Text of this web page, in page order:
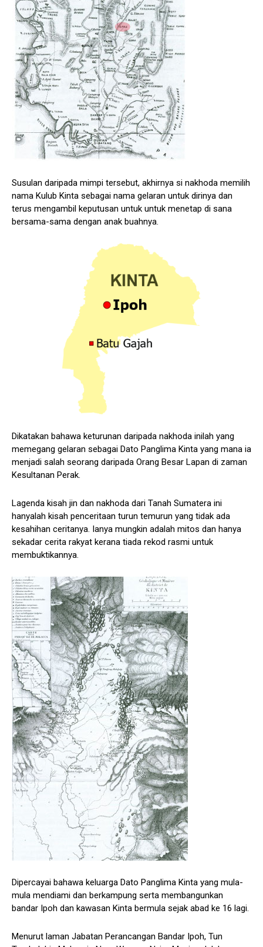
Susulan daripada mimpi tersebut, akhirnya si nakhoda memilih
nama Kulub Kinta sebagai nama gelaran untuk dirinya dan
terus mengambil keputusan untuk untuk menetap di sana
bersama-sama dengan anak buahnya.
Dikatakan bahawa keturunan daripada nakhoda inilah yang
memegang gelaran sebagai Dato Panglima Kinta yang mana ia
menjadi salah seorang daripada Orang Besar Lapan di zaman
Kesultanan Perak.
Lagenda kisah jin dan nakhoda dari Tanah Sumatera ini
hanyalah kisah penceritaan turun temurun yang tidak ada
kesahihan ceritanya. Ianya mungkin adalah mitos dan hanya
sekadar cerita rakyat kerana tiada rekod rasmi untuk
membuktikannya.
Dipercayai bahawa keluarga Dato Panglima Kinta yang mula-
mula mendiami dan berkampung serta membangunkan
bandar Ipoh dan kawasan Kinta bermula sejak abad ke 16 lagi.
Menurut laman Jabatan Perancangan Bandar Ipoh, Tun